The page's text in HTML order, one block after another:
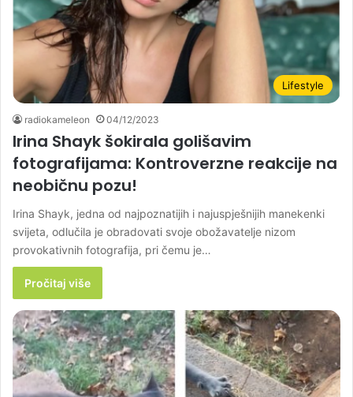
Lifestyle
radiokameleon 04/12/2023
Irina Shayk šokirala golišavim
fotografijama: Kontroverzne reakcije na
neobičnu pozu!
Irina Shayk, jedna od najpoznatijih i najuspješnijih manekenki
svijeta, odlučila je obradovati svoje obožavatelje nizom
provokativnih fotografija, pri čemu je…
Pročitaj više